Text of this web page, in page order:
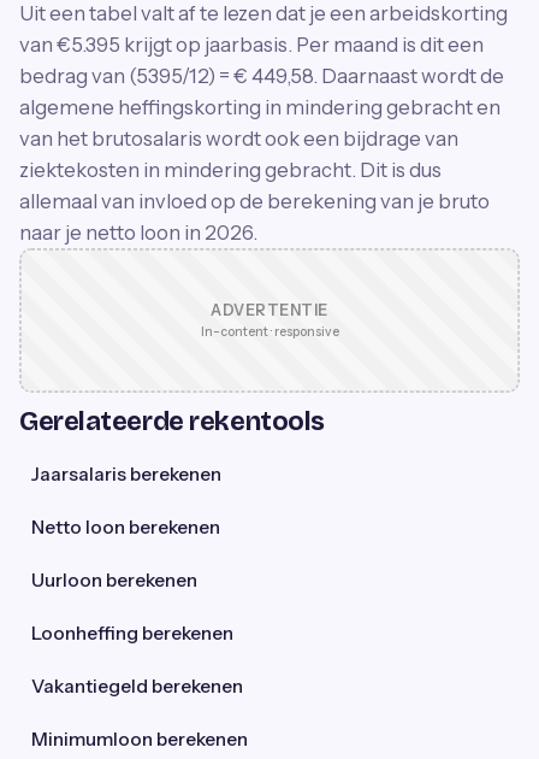
Uit een tabel valt af te lezen dat je een arbeidskorting
van €5.395 krijgt op jaarbasis. Per maand is dit een
bedrag van (5395/12) = € 449,58. Daarnaast wordt de
algemene heffingskorting in mindering gebracht en
van het brutosalaris wordt ook een bijdrage van
ziektekosten in mindering gebracht. Dit is dus
allemaal van invloed op de berekening van je bruto
naar je netto loon in 2026.
ADVERTENTIE
In-content · responsive
Gerelateerde rekentools
Jaarsalaris berekenen
Netto loon berekenen
Uurloon berekenen
Loonheffing berekenen
Vakantiegeld berekenen
Minimumloon berekenen